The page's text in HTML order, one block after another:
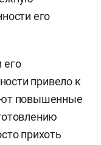
его
его
привело к
повышенные
прихоть